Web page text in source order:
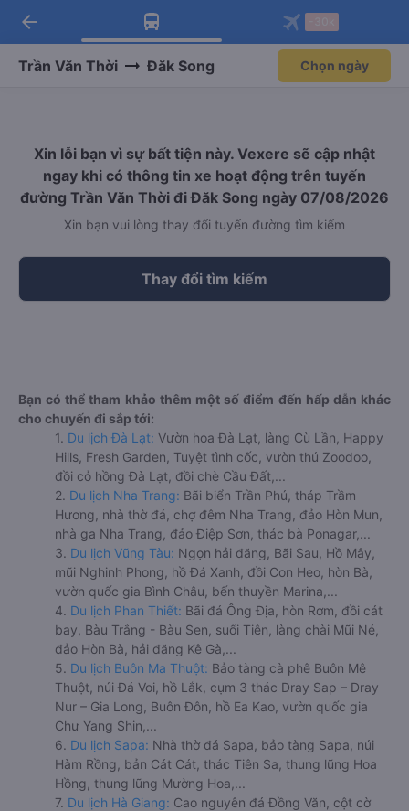
Tải app Vexere ngay!
Nhận ưu đãi thành viên độc
Mở app
Tải app Vexere
-30k/ghế khi đặt vé máy bay qua
Mở app
arrow_back
Trần Văn Thời Đăk Song Chọn ngày
Xin lỗi bạn vì sự bất tiện này. Vexere sẽ cập nhật
ngay khi có thông tin xe hoạt động trên tuyến
đường Trần Văn Thời đi Đăk Song ngày 07/08/2026
Xin bạn vui lòng thay đổi tuyến đường tìm kiếm
Thay đổi tìm kiếm
Bạn có thể tham khảo thêm một số điểm đến hấp dẫn khác
cho chuyến đi sắp tới:
1. Du lịch Đà Lạt: Vườn hoa Đà Lạt, làng Cù Lần, Happy
Hills, Fresh Garden, Tuyệt tình cốc, vườn thú Zoodoo,
đồi cỏ hồng Đà Lạt, đồi chè Cầu Đất,...
2. Du lịch Nha Trang: Bãi biển Trần Phú, tháp Trầm
Hương, nhà thờ đá, chợ đêm Nha Trang, đảo Hòn Mun,
nhà ga Nha Trang, đảo Điệp Sơn, thác bà Ponagar,...
3. Du lịch Vũng Tàu: Ngọn hải đăng, Bãi Sau, Hồ Mây,
mũi Nghinh Phong, hồ Đá Xanh, đồi Con Heo, hòn Bà,
vườn quốc gia Bình Châu, bến thuyền Marina,...
4. Du lịch Phan Thiết: Bãi đá Ông Địa, hòn Rơm, đồi cát
bay, Bàu Trắng - Bàu Sen, suối Tiên, làng chài Mũi Né,
đảo Hòn Bà, hải đăng Kê Gà,...
5. Du lịch Buôn Ma Thuột: Bảo tàng cà phê Buôn Mê
Thuột, núi Đá Voi, hồ Lắk, cụm 3 thác Dray Sap – Dray
Nur – Gia Long, Buôn Đôn, hồ Ea Kao, vườn quốc gia
Chư Yang Shin,...
6. Du lịch Sapa: Nhà thờ đá Sapa, bảo tàng Sapa, núi
Hàm Rồng, bản Cát Cát, thác Tiên Sa, thung lũng Hoa
Hồng, thung lũng Mường Hoa,...
7. Du lịch Hà Giang: Cao nguyên đá Đồng Văn, cột cờ